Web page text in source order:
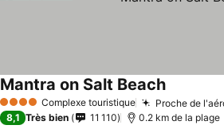
4 Étoiles Complexe touristique Proche de
Mantra on Salt BeachConsulter
8,1 Très bien 11 110 0.2 km de la plage